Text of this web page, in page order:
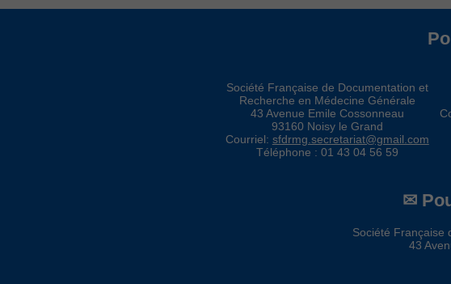
Société Française de Documentation et
Recherche en Médecine Générale
43 Avenue Emile Cossonneau
93160 Noisy le Grand
Courriel: sfdrmg.secretariat@gmail.com
Téléphone : 01 43 04 56 59
✉
Société Française
43